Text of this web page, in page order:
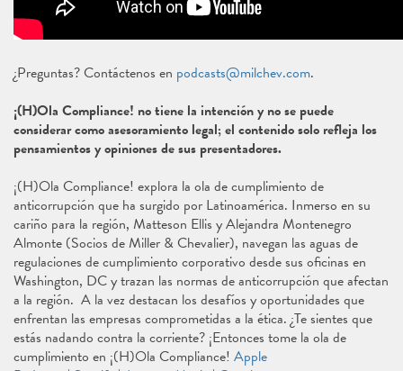
¿Preguntas? Contáctenos en podcasts@milchev.com.
¡(H)Ola Compliance! no tiene la intención y no se puede
considerar como asesoramiento legal; el contenido solo refleja los
pensamientos y opiniones de sus presentadores.
¡(H)Ola Compliance! explora la ola de cumplimiento de
anticorrupción que ha surgido por Latinoamérica. Inmerso en su
cariño para la región, Matteson Ellis y Alejandra Montenegro
Almonte (Socios de Miller & Chevalier), navegan las aguas de
regulaciones de cumplimiento corporativo desde sus oficinas en
Washington, DC y trazan las normas de anticorrupción que afectan
a la región. A la vez destacan los desafíos y oportunidades que
enfrentan las empresas comprometidas a la ética. ¿Te sientes que
estás nadando contra la corriente? ¡Entonces tome la ola de
cumplimiento en ¡(H)Ola Compliance! Apple